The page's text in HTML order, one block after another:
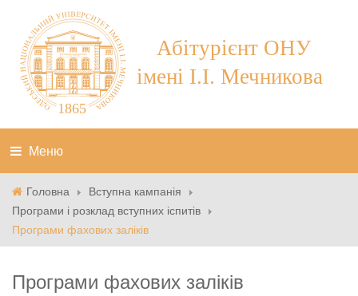
Меню
Головна
Вступна кампанія
Програми і розклад вступних іспитів
Програми фахових заліків
Програми фахових заліків